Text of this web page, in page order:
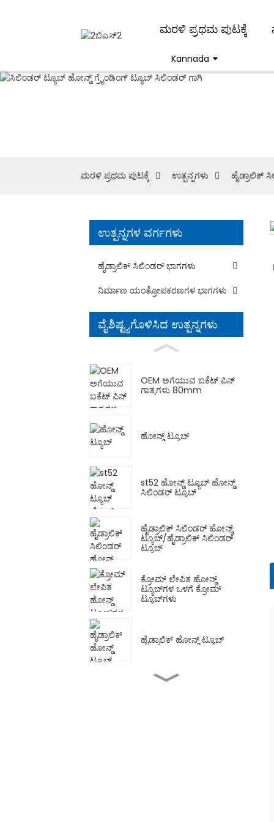
ಮರಳಿ ಪ್ರಥಮ ಪುಟಕ್ಕೆ
Kannada
ಮರಳಿ ಪ್ರಥಮ ಪುಟಕ್ಕೆ ಉತ್ಪನ್ನಗಳು ಹೈಡ್ರಾಲಿಕ್
ಉತ್ಪನ್ನಗಳ ವರ್ಗಗಳು
ಹೈಡ್ರಾಲಿಕ್ ಸಿಲಿಂಡರ್ ಭಾಗಗಳು
ನಿರ್ಮಾಣ ಯಂತ್ರೋಪಕರಣಗಳ ಭಾಗಗಳು
ವೈಶಿಷ್ಟ್ಯಗೊಳಿಸಿದ ಉತ್ಪನ್ನಗಳು
OEM ಅಗೆಯುವ ಬಕೆಟ್ ಪಿನ್
ಗಾತ್ರಗಳು 80mm
ಹೋನ್ಡ್ ಟ್ಯೂಬ್
st52 ಹೋನ್ಡ್ ಟ್ಯೂಬ್ ಹೋನ್ಡ್
ಸಿಲಿಂಡರ್ ಟ್ಯೂಬ್
ಹೈಡ್ರಾಲಿಕ್ ಸಿಲಿಂಡರ್ ಹೋನ್ಡ್
ಟ್ಯೂಬ್/ಹೈಡ್ರಾಲಿಕ್ ಸಿಲಿಂಡರ್
ಟ್ಯೂಬ್
ಕ್ರೋಮ್ ಲೇಪಿತ ಹೋನ್ಡ್
ಟ್ಯೂಬ್‌ಗಳ ಒಳಗೆ ಕ್ರೋಮ್
ಟ್ಯೂಬ್‌ಗಳು
ಹೈಡ್ರಾಲಿಕ್ ಹೋನ್ಡ್ ಟ್ಯೂಬ್
ಸಿಲಿಂಡರ್ ಟ್ಯೂಬ್ ಹೋನ್ಡ್
Loading...
Loading...